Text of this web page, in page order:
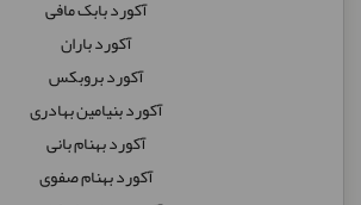
آکورد بابک مافی
آکورد باران
آکورد بروبکس
آکورد بنیامین بهادری
آکورد بهنام بانی
آکورد بهنام صفوی